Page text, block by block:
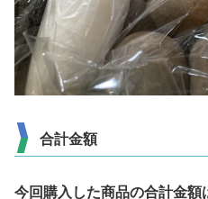
合計金額
今回購入した商品の合計金額